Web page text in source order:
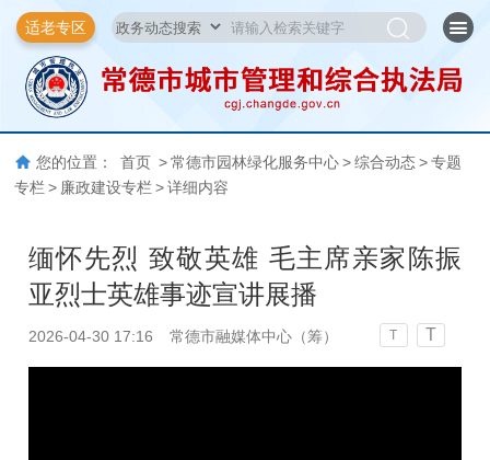
适老专区
您的位置： 首页 > 常德市园林绿化服务中心 > 综合动态 > 专题
专栏 > 廉政建设专栏 > 详细内容
缅怀先烈 致敬英雄 毛主席亲家陈振
亚烈士英雄事迹宣讲展播
2026-04-30 17:16 常德市融媒体中心（筹） T T